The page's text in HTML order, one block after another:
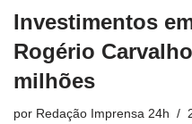
Investimentos
Rogério
milhões
por Redação Imprensa 24h